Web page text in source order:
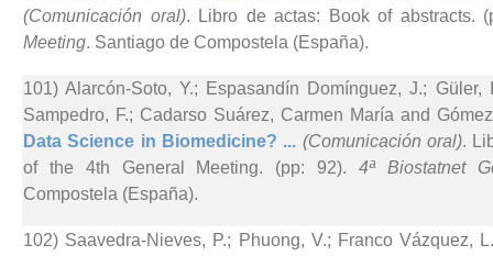
(Comunicación oral). Libro de actas: Book of abstracts.
Meeting. Santiago de Compostela (España).
101) Alarcón-Soto, Y.; Espasandín Domínguez, J.;
Sampedro, F.; Cadarso Suárez, Carmen María and
Data Science in Biomedicine? ... (Comunicación oral).
of the 4th General Meeting. (pp: 92). 4ª Biostatnet
Compostela (España).
102) Saavedra-Nieves, P.; Phuong, V.; Franco Vázquez,